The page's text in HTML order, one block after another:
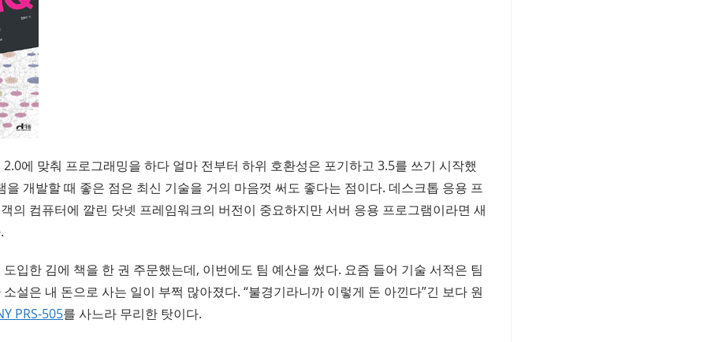
에 맞춰 프로그래밍을 하다 얼마 전부터 하위 호환성은 포기하고 3.5를 쓰기 시작했
을 개발할 때 좋은 점은 최신 기술을 거의 마음껏 써도 좋다는 점이다. 데스크톱 응용 프
의 컴퓨터에 깔린 닷넷 프레임워크의 버전이 중요하지만 서버 응용 프로그램이라면 새
입한 김에 책을 한 권 주문했는데, 이번에도 팀 예산을 썼다. 요즘 들어 기술 서적은 팀
설은 내 돈으로 사는 일이 부쩍 많아졌다. “불경기라니까 이렇게 돈 아낀다”긴 보다 원
PRS-505를 사느라 무리한 탓이다.